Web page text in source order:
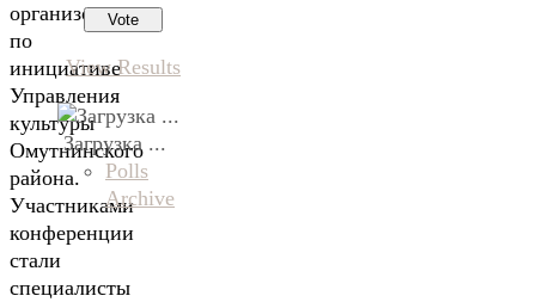
организованная
по
инициативе
Управления
культуры
Омутнинского
района.
Участниками
конференции
стали
специалисты
View Results
Загрузка ...
Polls
Archive